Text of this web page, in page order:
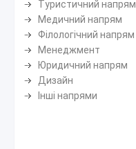
Туристичний напрям
Медичний напрям
Філологічний напрям
Менеджмент
Юридичний напрям
Дизайн
Інші напрями